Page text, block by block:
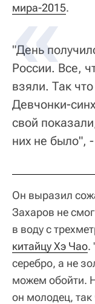
мира-2015.
"День
России. Все,
взяли. Так
Девчонки-
свой
них не было",
Он выразил
Захаров не
в воду с
китайцу Хэ Чао.
серебро, а не
можем обойти.
он молодец, так